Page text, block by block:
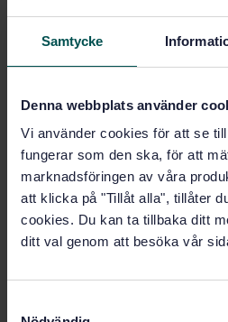
Samtycke
Denna webbplats använder
Vi använder cookies för att se
fungerar som den ska, för att
marknadsföringen av våra
att klicka på "Tillåt alla", tillåter
cookies. Du kan ta tillbaka ditt
ditt val genom att besöka vår
Ämnesområden
Vägtransport (03.220.20)
(35.240.60)
Köp denna standard
STANDARD
SVENSK STANDARD· SS-EN ISO